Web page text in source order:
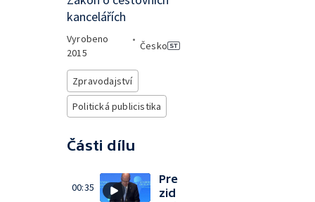
kancelářích
Vyrobeno
2015
•
Česko
Zpravodajství
Politická publicistika
Části dílu
00:35
Pre
zid